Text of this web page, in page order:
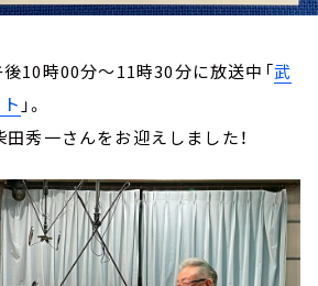
10時00分～11時30分に放送中「武
」。
田秀一さんをお迎えしました！